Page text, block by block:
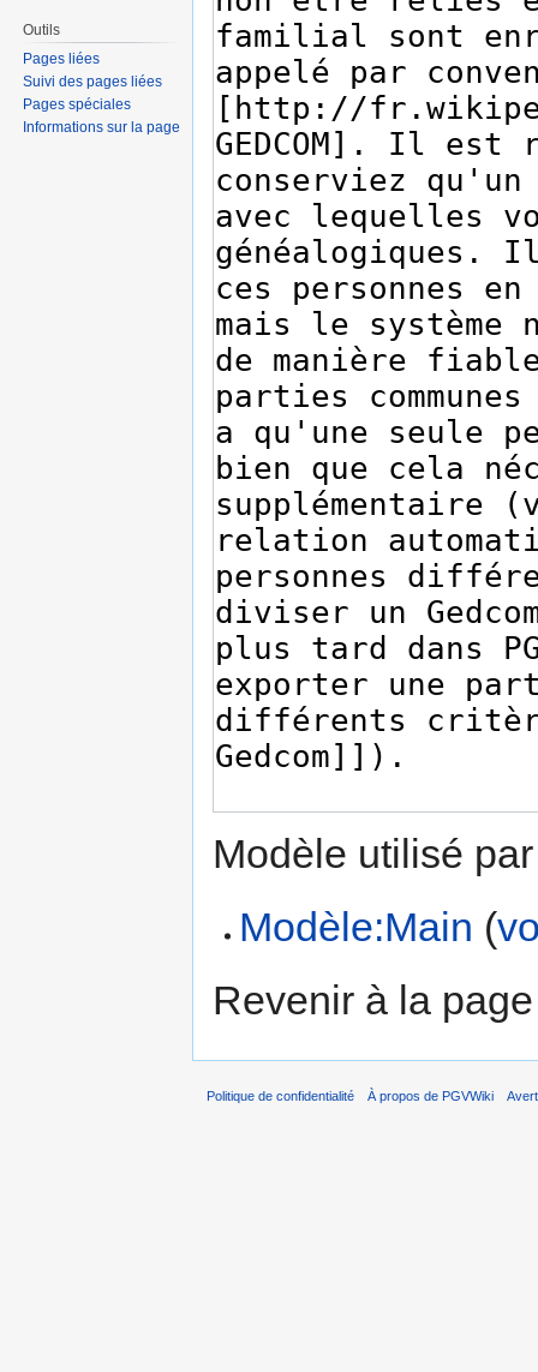
Modèle utilisé
Modèle:Main (
Revenir à la
Outils
Pages liées
Suivi des pages liées
Pages spéciales
Informations sur la page
Politique de confidentialité À propos de PGVWiki